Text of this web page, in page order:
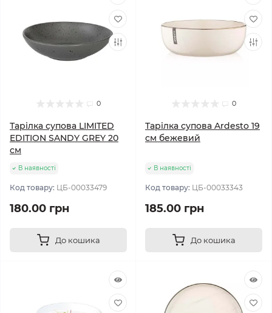
0
Тарілка супова LIMITED
EDITION SANDY GREY 20
см
В наявності
Код товару: ЦБ-00033479
180.00 грн
До кошика
0
Тарілка супова Ardesto 19
см бежевий
В наявності
Код товару: ЦБ-00033343
185.00 грн
До кошика